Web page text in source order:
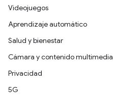
Videojuegos
Aprendizaje automático
Salud y bienestar
Cámara y contenido multimedia
Privacidad
5G